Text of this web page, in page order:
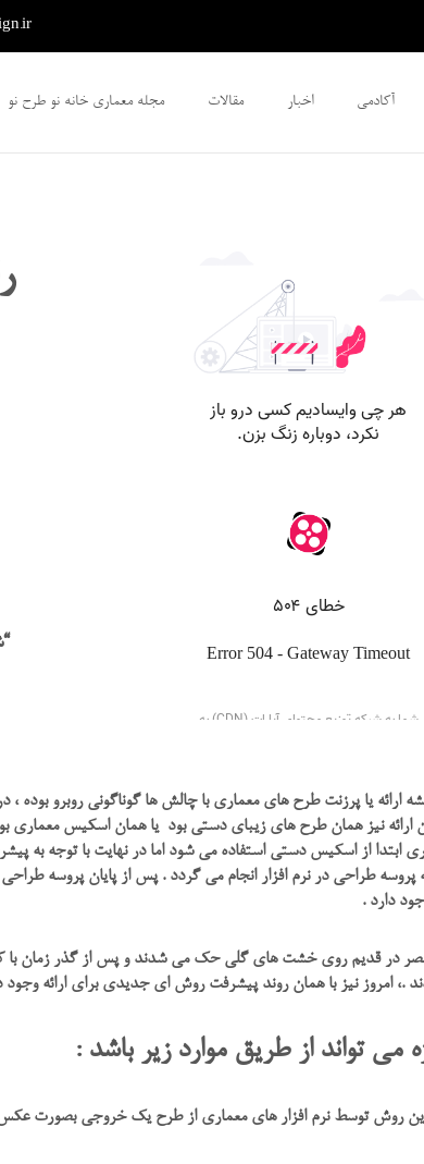
آکادمی اخبار مقالات مجله معماری خانه نو طرح نو
ارائه یا پرزنت طرح های معماری با چالش ها گوناگونی روبرو بوده
نیز همان طرح های زیبای دستی بود یا همان اسکیس معماری
ابتدا از اسکیس دستی استفاده می شود اما در نهایت با توجه به
پروسه طراحی در نرم افزار انجام می گردد . پس از پایان پروسه طراحی
دارد .
در قدیم روی خشت های گلی حک می شدند و پس از گذر زمان با
.، امروز نیز با همان روند پیشرفت روش ای جدیدی برای ارائه وجود
می تواند از طریق موارد زیر باشد :
روش توسط نرم افزار های معماری از طرح یک خروجی بصورت